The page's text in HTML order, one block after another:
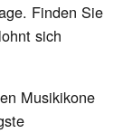
Finden Sie
sich
Musikikone